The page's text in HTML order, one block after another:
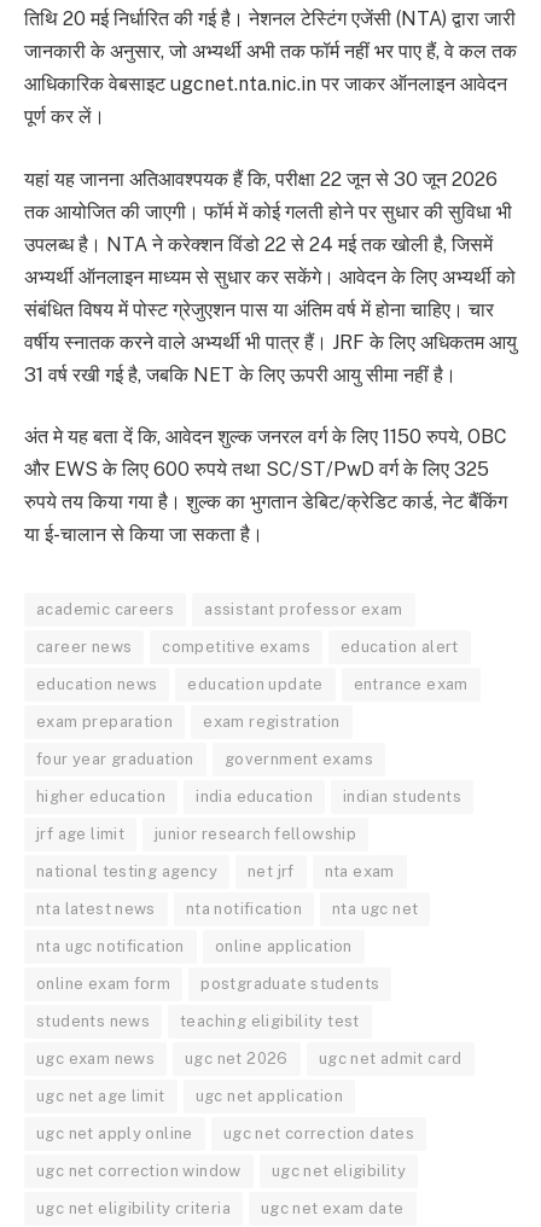
तिथि 20 मई निर्धारित की गई है। नेशनल टेस्टिंग एजेंसी (NTA) द्वारा जारी
जानकारी के अनुसार, जो अभ्यर्थी अभी तक फॉर्म नहीं भर पाए हैं, वे कल तक
आधिकारिक वेबसाइट ugcnet.nta.nic.in पर जाकर ऑनलाइन आवेदन
पूर्ण कर लें।
यहां यह जानना अतिआवश्पयक हैं कि, परीक्षा 22 जून से 30 जून 2026
तक आयोजित की जाएगी। फॉर्म में कोई गलती होने पर सुधार की सुविधा भी
उपलब्ध है। NTA ने करेक्शन विंडो 22 से 24 मई तक खोली है, जिसमें
अभ्यर्थी ऑनलाइन माध्यम से सुधार कर सकेंगे। आवेदन के लिए अभ्यर्थी को
संबंधित विषय में पोस्ट ग्रेजुएशन पास या अंतिम वर्ष में होना चाहिए। चार
वर्षीय स्नातक करने वाले अभ्यर्थी भी पात्र हैं। JRF के लिए अधिकतम आयु
31 वर्ष रखी गई है, जबकि NET के लिए ऊपरी आयु सीमा नहीं है।
अंत मे यह बता दें कि, आवेदन शुल्क जनरल वर्ग के लिए 1150 रुपये, OBC
और EWS के लिए 600 रुपये तथा SC/ST/PwD वर्ग के लिए 325
रुपये तय किया गया है। शुल्क का भुगतान डेबिट/क्रेडिट कार्ड, नेट बैंकिंग
या ई-चालान से किया जा सकता है।
academic careers assistant professor exam
career news competitive exams education alert
education news education update entrance exam
exam preparation exam registration
four year graduation government exams
higher education india education indian students
jrf age limit junior research fellowship
national testing agency net jrf nta exam
nta latest news nta notification nta ugc net
nta ugc notification online application
online exam form postgraduate students
students news teaching eligibility test
ugc exam news ugc net 2026 ugc net admit card
ugc net age limit ugc net application
ugc net apply online ugc net correction dates
ugc net correction window ugc net eligibility
ugc net eligibility criteria ugc net exam date